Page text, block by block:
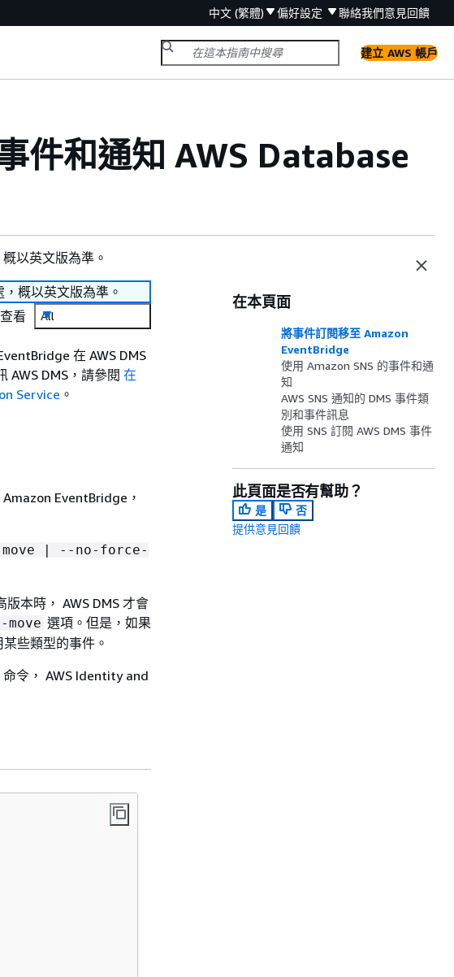
中文 (繁體) 偏好設定 聯絡我們意見回饋
建立 AWS 帳戶
件和通知 AWS Database
以英文版為準。
概以英文版為準。
看
All
在 AWS DMS
AWS DMS，請參閱 在
Service 。
EventBridge，
| --no-force-
本時， AWS DMS 才會
選項。但是，如果
些類型的事件。
命令， AWS Identity and
在本頁面
將事件訂閱移至 Amazon
EventBridge
使用 Amazon SNS 的事件和通
知
AWS SNS 通知的 DMS 事件類
別和事件訊息
使用 SNS 訂閱 AWS DMS 事件
通知
此頁面是否有幫助？
是
否
提供意見回饋